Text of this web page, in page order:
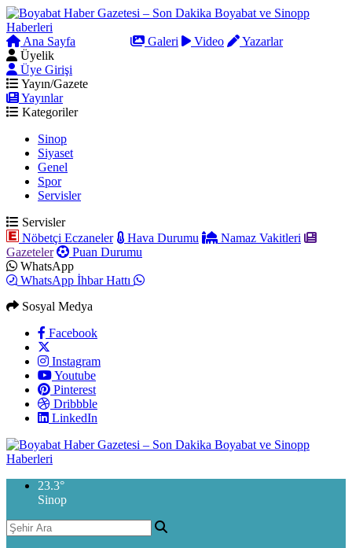
Ana Sayfa Galeri Video
Yazarlar
Üyelik
Üye Girişi
Yayın/Gazete
Yayınlar
Kategoriler
Sinop
Siyaset
Genel
Spor
Servisler
Servisler
Nöbetçi Eczaneler
Hava Durumu
Namaz Vakitleri
Gazeteler
Puan Durumu
WhatsApp
WhatsApp İhbar Hattı
Sosyal Medya
Facebook
Instagram
Youtube
Pinterest
Dribbble
LinkedIn
23.3°
Sinop